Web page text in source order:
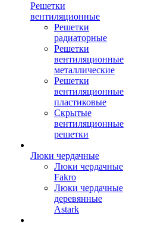
Решетки
вентиляционные
Решетки
радиаторные
Решетки
вентиляционные
металлические
Решетки
вентиляционные
пластиковые
Скрытые
вентиляционные
решетки
Люки чердачные
Люки чердачные
Fakro
Люки чердачные
деревянные
Astark